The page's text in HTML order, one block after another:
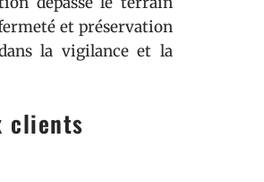
et préservation
la vigilance et la
clients